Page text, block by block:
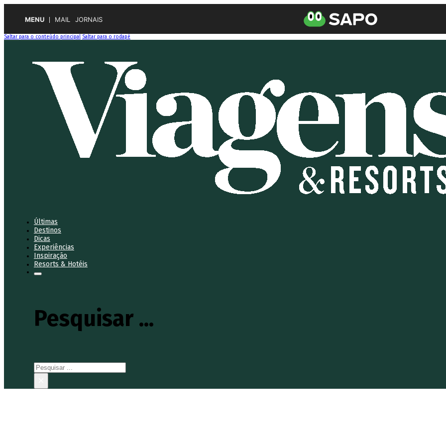
MENU MAIL JORNAIS
Saltar para o conteúdo principal Saltar para o rodapé
Últimas
Destinos
Dicas
Experiências
Inspiração
Resorts & Hotéis
Pesquisar ...
Pesquisar